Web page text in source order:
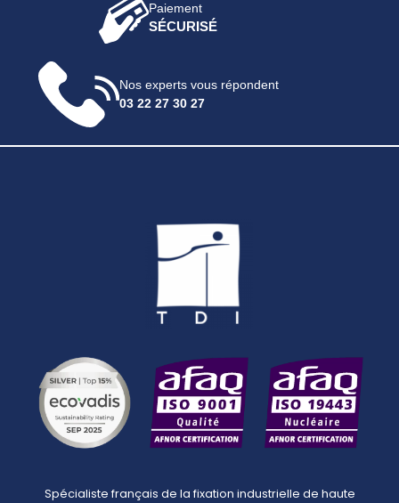
Paiement
SÉCURISÉ
Nos experts vous répondent
03 22 27 30 27
Spécialiste français de la fixation industrielle de haute